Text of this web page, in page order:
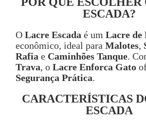
ESCADA?
O Lacre Escada é um Lacre de
econômico, ideal para Malotes,
Rafia e Caminhões Tanque.
Trava, o Lacre Enforca Gato
Segurança Prática.
CARACTERÍSTICAS
ESCADA